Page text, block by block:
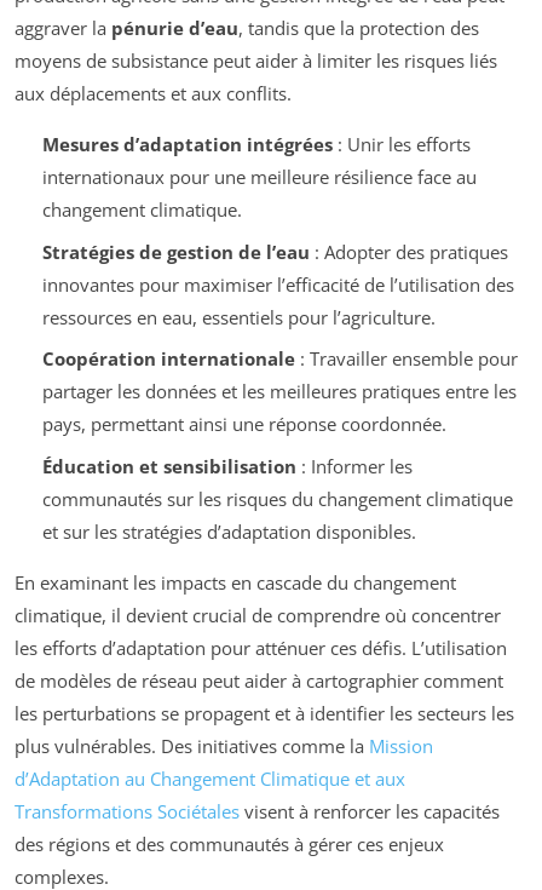
aggraver la pénurie d’eau, tandis que la protection des
moyens de subsistance peut aider à limiter les risques liés
aux déplacements et aux conflits.
Mesures d’adaptation intégrées: Unir les efforts
internationaux pour une meilleure résilience face au
changement climatique.
Stratégies de gestion de l’eau : Adopter des pratiques
innovantes pour maximiser l’efficacité de l’utilisation des
ressources en eau, essentiels pour l’agriculture.
Coopération internationale: Travailler ensemble pour
partager les données et les meilleures pratiques entre les
pays, permettant ainsi une réponse coordonnée.
Éducation et sensibilisation : Informer les
communautés sur les risques du changement climatique
et sur les stratégies d’adaptation disponibles.
En examinant les impacts en cascade du changement
climatique, il devient crucial de comprendre où concentrer
les efforts d’adaptation pour atténuer ces défis. L’utilisation
de modèles de réseau peut aider à cartographier comment
les perturbations se propagent et à identifier les secteurs les
plus vulnérables. Des initiatives comme la Mission
d’Adaptation au Changement Climatique et aux
Transformations Sociétales visent à renforcer les capacités
des régions et des communautés à gérer ces enjeux
complexes.